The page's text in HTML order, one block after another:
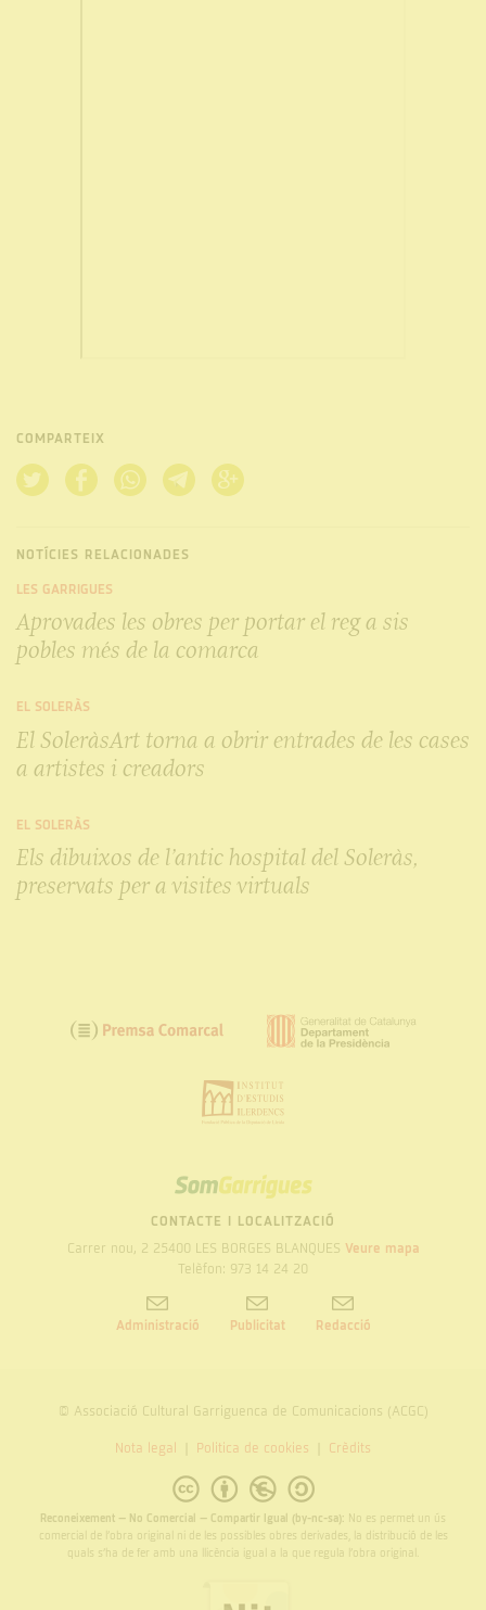
COMPARTEIX
NOTÍCIES RELACIONADES
LES GARRIGUES
Aprovades les obres per portar el reg a sis
pobles més de la comarca
EL SOLERÀS
El SoleràsArt torna a obrir entrades de les cases
a artistes i creadors
EL SOLERÀS
Els dibuixos de l’antic hospital del Soleràs,
preservats per a visites virtuals
SOM
GARRIGUES
CONTACTE I LOCALITZACIÓ
Carrer nou, 2 25400 LES BORGES BLANQUES Veure mapa
Telèfon: 973 14 24 20
Administració Publicitat Redacció
© Associació Cultural Garriguenca de Comunicacions (ACGC)
Nota legal Politica de cookies Crèdits
Reconeixement – No Comercial – Compartir Igual (by-nc-sa): No es permet un ús
comercial de l’obra original ni de les possibles obres derivades, la distribució de les
quals s’ha de fer amb una llicència igual a la que regula l’obra original.